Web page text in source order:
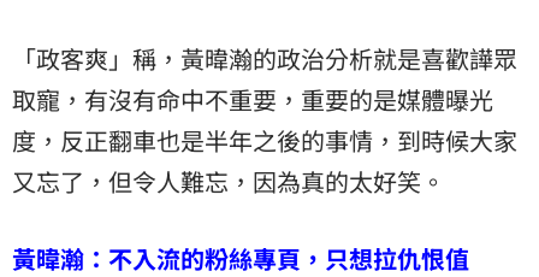
「政客爽」稱，黃暐瀚的政治分析就是喜歡譁眾
取寵，有沒有命中不重要，重要的是媒體曝光
度，反正翻車也是半年之後的事情，到時候大家
又忘了，但令人難忘，因為真的太好笑。
黃暐瀚：不入流的粉絲專頁，只想拉仇恨值